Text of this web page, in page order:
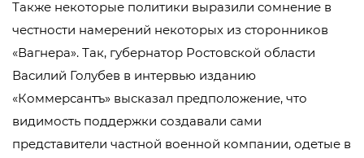
Также некоторые политики выразили сомнение в
честности намерений некоторых из сторонников
«Вагнера». Так, губернатор Ростовской области
Василий Голубев в интервью изданию
«Коммерсантъ» высказал предположение, что
видимость поддержки создавали сами
представители частной военной компании, одетые в